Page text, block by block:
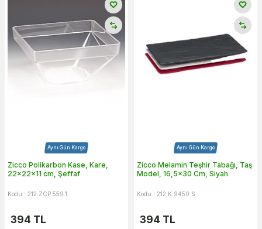
Aynı Gün Kargo
Zicco Polikarbon Kase, Kare,
22x22x11 cm, Şeffaf
Kodu : 212.ZCP.559.1
394 TL
Aynı Gün Kargo
Zicco Melamin Teşhir Tabağı, Taş
Model, 16,5x30 Cm, Siyah
Kodu : 212.K.9450.S
394 TL